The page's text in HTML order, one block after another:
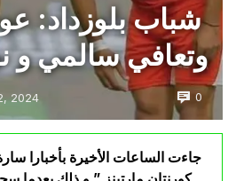
شباب بلوزداد:
وتعافي سالمي
2024 0
جاءت الساعات الأخيرة بأخبارا